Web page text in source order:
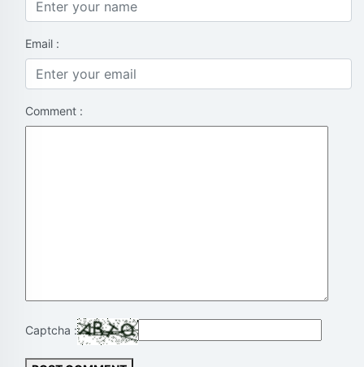
Email :
Comment :
Captcha :